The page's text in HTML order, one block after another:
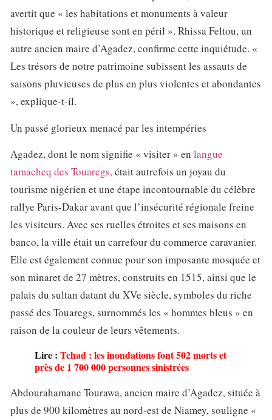
avertit que « les habitations et monuments à valeur
historique et religieuse sont en péril ». Rhissa Feltou, un
autre ancien maire d’Agadez, confirme cette inquiétude. «
Les trésors de notre patrimoine subissent les assauts de
saisons pluvieuses de plus en plus violentes et abondantes
», explique-t-il.
Un passé glorieux menacé par les intempéries
Agadez, dont le nom signifie « visiter » en langue
tamacheq des Touaregs,était autrefois un joyau du
tourisme nigérien et une étape incontournable du célèbre
rallye Paris-Dakar avant que l’insécurité régionale freine
les visiteurs. Avec ses ruelles étroites et ses maisons en
banco, la ville était un carrefour du commerce caravanier.
Elle est également connue pour son imposante mosquée et
son minaret de 27 mètres, construits en 1515, ainsi que le
palais du sultan datant du XVe siècle, symboles du riche
passé des Touaregs, surnommés les « hommes bleus » en
raison de la couleur de leurs vêtements.
Lire : Tchad : les inondations font 502 morts et
près de 1 700 000 personnes sinistrées
Abdourahamane Tourawa, ancien maire d’Agadez, située à
plus de 900 kilomètres au nord-est de Niamey, souligne «